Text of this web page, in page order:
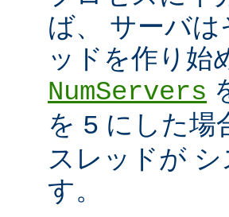
ば、 サーバ
ッドを作り始
NumServers
を 5 にした場
スレッドが
す。